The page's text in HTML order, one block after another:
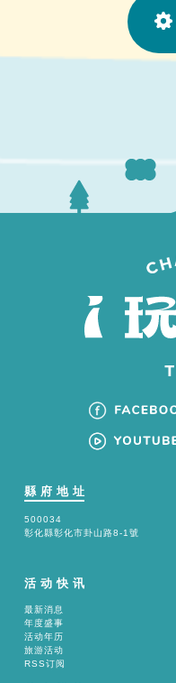
縣府地址
500034
彰化縣彰化市卦山路8-1號
活动快讯
最新消息
年度盛事
活动年历
旅游活动
RSS订阅